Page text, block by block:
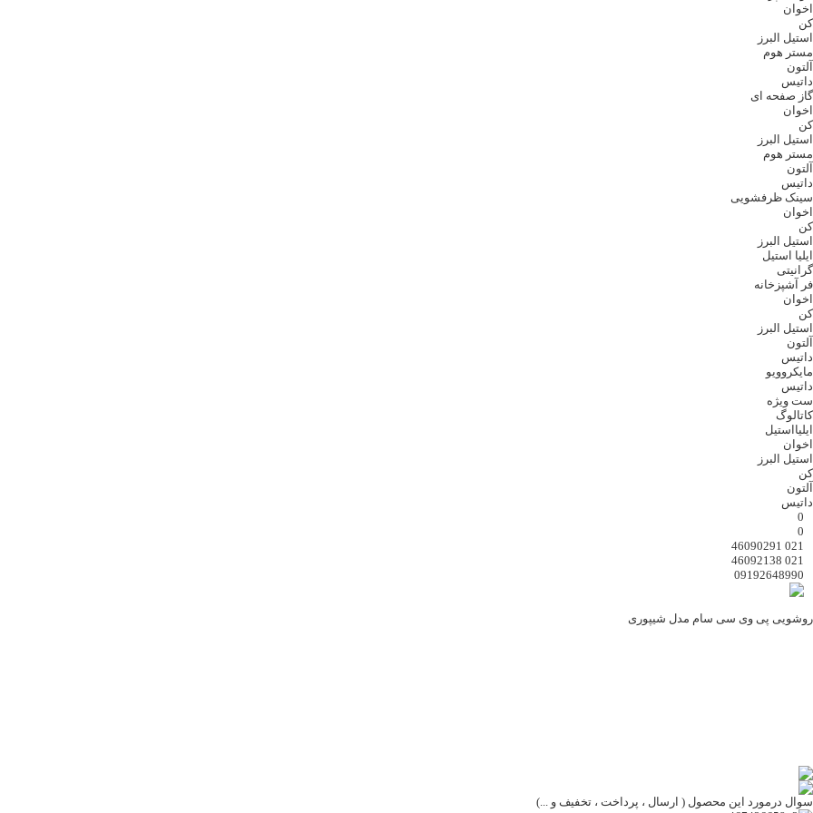
اخوان
کن
استیل البرز
مستر هوم
آلتون
داتیس
گاز صفحه ای
اخوان
کن
استیل البرز
مستر هوم
آلتون
داتیس
سینک ظرفشویی
اخوان
کن
استیل البرز
ایلیا استیل
گرانیتی
فر آشپزخانه
اخوان
کن
استیل البرز
آلتون
داتیس
مایکروویو
داتیس
ست ویژه
کاتالوگ
ایلیااستیل
اخوان
استیل البرز
کن
آلتون
داتیس
0
0
021 46090291
021 46092138
09192648990
روشویی پی وی سی سام مدل شیپوری
سوال درمورد این محصول ( ارسال ، پرداخت ، تخفیف و ...)